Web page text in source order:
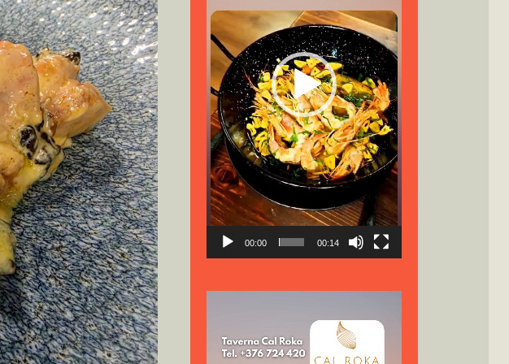
00:00 00:14
vídeo